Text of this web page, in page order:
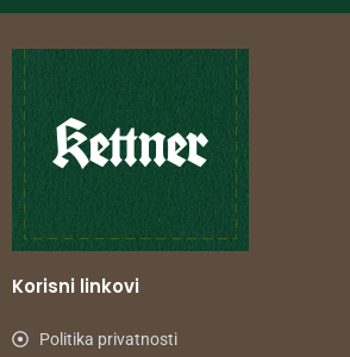
Korisni linkovi
Politika privatnosti